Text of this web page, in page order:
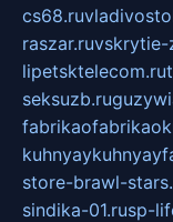
cs68.ru
raszar.ruvskrytie-
lipetsktelecom.ru
seksuzb.ru
store-brawl-
sindika-01.rusp-